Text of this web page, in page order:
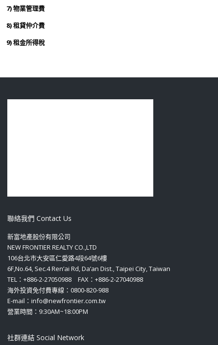
7) 物業管理費
8) 租貸仲介費
9) 租金所得稅
聯絡我們 Contact Us
新富地產股份有限公司
NEW FRONTIER REALTY CO.,LTD
106台北市大安區仁愛路4段64號6樓
6F,No.64, Sec.4 Ren’ai Rd, Da’an Dist., Taipei City, Taiwan
TEL：+886-2-27050988 FAX：+886-2-27040988
海外投資免付費專線：0800-820-988
E-mail：info@newfrontier.com.tw
營業時間：9:30AM~18:00PM
社群連結 Social Network